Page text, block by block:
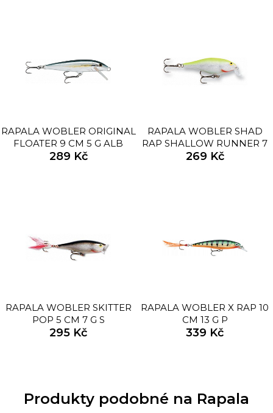
RAPALA WOBLER ORIGINAL
FLOATER 9 CM 5 G ALB
289 Kč
RAPALA WOBLER SHAD
RAP SHALLOW RUNNER 7
CM 7 G SFC
269 Kč
RAPALA WOBLER SKITTER
POP 5 CM 7 G S
295 Kč
RAPALA WOBLER X RAP 10
CM 13 G P
339 Kč
Produkty podobné na Rapala